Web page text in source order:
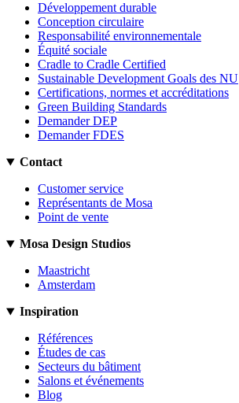
Développement durable
Conception circulaire
Responsabilité environnementale
Équité sociale
Cradle to Cradle Certified
Sustainable Development Goals des NU
Certifications, normes et accréditations
Green Building Standards
Demander DEP
Demander FDES
Contact
Customer service
Représentants de Mosa
Point de vente
Mosa Design Studios
Maastricht
Amsterdam
Inspiration
Références
Études de cas
Secteurs du bâtiment
Salons et événements
Blog